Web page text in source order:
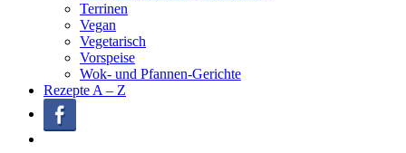
Terrinen
Vegan
Vegetarisch
Vorspeise
Wok- und Pfannen-Gerichte
Rezepte A – Z